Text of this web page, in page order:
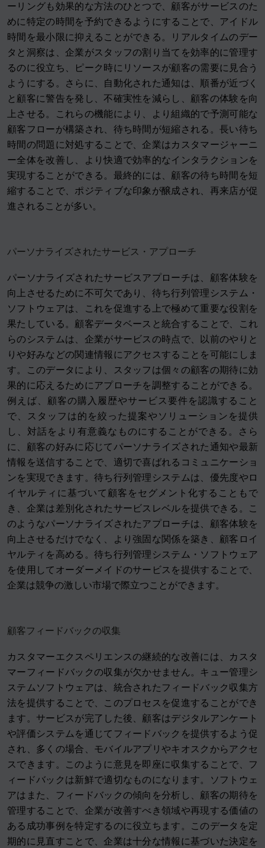
ーリングも効果的な方法のひとつで、顧客がサービスのた
めに特定の時間を予約できるようにすることで、アイドル
時間を最小限に抑えることができる。リアルタイムのデー
タと洞察は、企業がスタッフの割り当てを効率的に管理す
るのに役立ち、ピーク時にリソースが顧客の需要に見合う
ようにする。さらに、自動化された通知は、順番が近づく
と顧客に警告を発し、不確実性を減らし、顧客の体験を向
上させる。これらの機能により、より組織的で予測可能な
顧客フローが構築され、待ち時間が短縮される。長い待ち
時間の問題に対処することで、企業はカスタマージャーニ
ー全体を改善し、より快適で効率的なインタラクションを
実現することができる。最終的には、顧客の待ち時間を短
縮することで、ポジティブな印象が醸成され、再来店が促
進されることが多い。
パーソナライズされたサービス・アプローチ
パーソナライズされたサービスアプローチは、顧客体験を
向上させるために不可欠であり、待ち行列管理システム・
ソフトウェアは、これを促進する上で極めて重要な役割を
果たしている。顧客データベースと統合することで、これ
らのシステムは、企業がサービスの時点で、以前のやりと
りや好みなどの関連情報にアクセスすることを可能にしま
す。このデータにより、スタッフは個々の顧客の期待に効
果的に応えるためにアプローチを調整することができる。
例えば、顧客の購入履歴やサービス要件を認識すること
で、スタッフは的を絞った提案やソリューションを提供
し、対話をより有意義なものにすることができる。さら
に、顧客の好みに応じてパーソナライズされた通知や最新
情報を送信することで、適切で喜ばれるコミュニケーショ
ンを実現できます。待ち行列管理システムは、優先度やロ
イヤルティに基づいて顧客をセグメント化することもで
き、企業は差別化されたサービスレベルを提供できる。こ
のようなパーソナライズされたアプローチは、顧客体験を
向上させるだけでなく、より強固な関係を築き、顧客ロイ
ヤルティを高める。待ち行列管理システム・ソフトウェア
を使用してオーダーメイドのサービスを提供することで、
企業は競争の激しい市場で際立つことができます。
顧客フィードバックの収集
カスタマーエクスペリエンスの継続的な改善には、カスタ
マーフィードバックの収集が欠かせません。キュー管理シ
ステムソフトウェアは、統合されたフィードバック収集方
法を提供することで、このプロセスを促進することができ
ます。サービスが完了した後、顧客はデジタルアンケート
や評価システムを通じてフィードバックを提供するよう促
され、多くの場合、モバイルアプリやキオスクからアクセ
スできます。このように意見を即座に収集することで、フ
ィードバックは新鮮で適切なものになります。ソフトウェ
アはまた、フィードバックの傾向を分析し、顧客の期待を
管理することで、企業が改善すべき領域や再現する価値の
ある成功事例を特定するのに役立ちます。このデータを定
期的に見直すことで、企業は十分な情報に基づいた決定を